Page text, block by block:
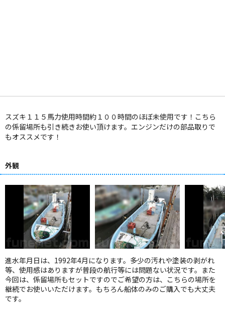
スズキ１１５馬力使用時間約１００時間のほぼ未使用です！こちら
の係留場所も引き続きお使い頂けます。エンジンだけの部品取りで
もオススメです！
外観
進水年月日は、1992年4月になります。多少の汚れや塗装の剥がれ
等、使用感はありますが普段の航行等には問題ない状況です。また
今回は、係留場所もセットですのでご希望の方は、こちらの場所を
継続でお使いいただけます。もちろん船体のみのご購入でも大丈夫
です。